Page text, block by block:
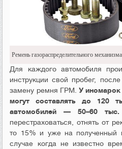
Ремень газораспределительного
Для каждого автомобиля
инструкции свой пробег,
замену ремня ГРМ. У
могут составлять до 120
автомобилей — 50–60
перестраховаться, отнять от
то 15% и уже на полученный
случае когда не известно